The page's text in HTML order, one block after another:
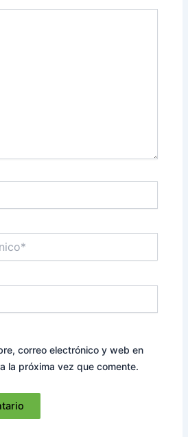
correo electrónico y web en
la próxima vez que comente.